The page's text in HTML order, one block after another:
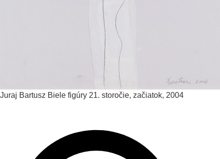
Juraj Bartusz Biele figúry 21. storočie, začiatok, 2004